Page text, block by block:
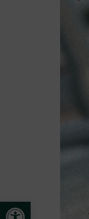
Open toolbar